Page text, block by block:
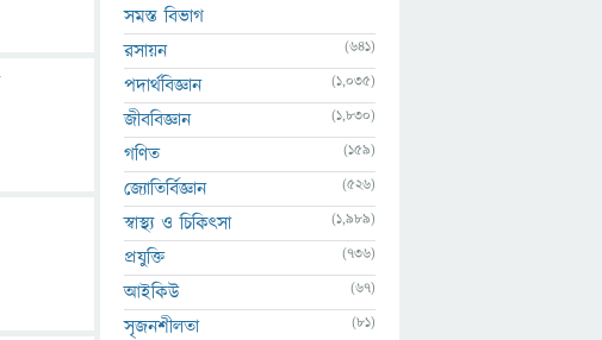
সমস্ত বিভাগ
রসায়ন
(641)
পদার্থবিজ্ঞান (1,035)
জীববিজ্ঞান (1,830)
গণিত (159)
জ্যোতির্বিজ্ঞান (526)
স্বাস্থ্য ও চিকিৎসা (1,989)
প্রযুক্তি (736)
আইকিউ (67)
সৃজনশীলতা (81)